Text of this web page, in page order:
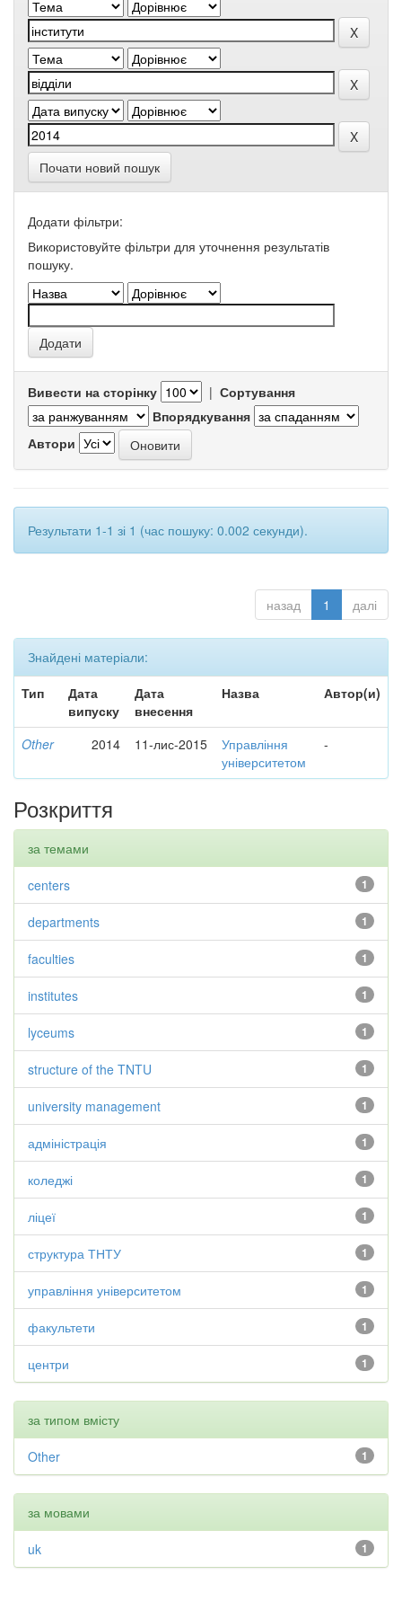
Почати новий пошук
Додати фільтри:
Використовуйте фільтри для уточнення результатів
пошуку.
Вивести на сторінку | Сортування
Впорядкування
Автори
Результати 1-1 зі 1 (час пошуку: 0.002 секунди).
назад 1 далі
Знайдені матеріали:
Тип
Дата
випуску
Дата
внесення
Назва Автор(и)
Other 2014 11-лис-2015
Управління
університетом
-
Розкриття
за темами
1
centers
1
departments
1
faculties
1
institutes
1
lyceums
1
structure of the TNTU
1
university management
1
адміністрація
1
коледжі
1
ліцеї
1
структура ТНТУ
1
управління університетом
1
факультети
1
центри
за типом вмісту
1
Other
за мовами
1
uk